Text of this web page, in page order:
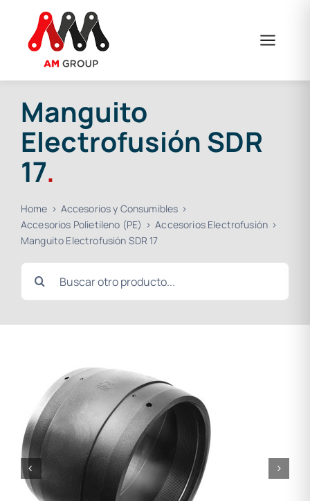
contenido
Manguito
Electrofusión SDR
17.
Home
Accesorios y Consumibles
Accesorios Polietileno (PE)
Accesorios Electrofusión
Manguito Electrofusión SDR 17
Buscar: